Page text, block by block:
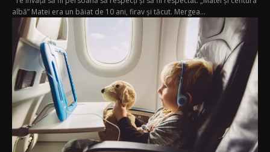
albă” Matei era un băiat de 10 ani, firav și tăcut. Mergea...